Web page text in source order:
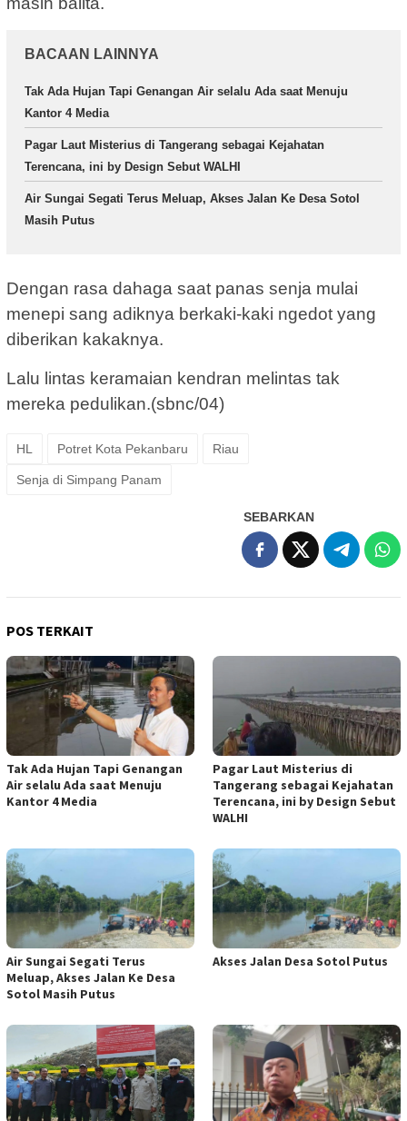
BACAAN LAINNYA
Tak Ada Hujan Tapi Genangan Air selalu Ada saat Menuju
Kantor 4 Media
Pagar Laut Misterius di Tangerang sebagai Kejahatan
Terencana, ini by Design Sebut WALHI
Air Sungai Segati Terus Meluap, Akses Jalan Ke Desa Sotol
Masih Putus
Dengan rasa dahaga saat panas senja mulai
menepi sang adiknya berkaki-kaki ngedot yang
diberikan kakaknya.
Lalu lintas keramaian kendran melintas tak
mereka pedulikan.(sbnc/04)
HL Potret Kota Pekanbaru Riau
Senja di Simpang Panam
SEBARKAN
POS TERKAIT
Tak Ada Hujan Tapi Genangan
Air selalu Ada saat Menuju
Kantor 4 Media
Pagar Laut Misterius di
Tangerang sebagai Kejahatan
Terencana, ini by Design Sebut
WALHI
Air Sungai Segati Terus
Meluap, Akses Jalan Ke Desa
Sotol Masih Putus
Akses Jalan Desa Sotol Putus